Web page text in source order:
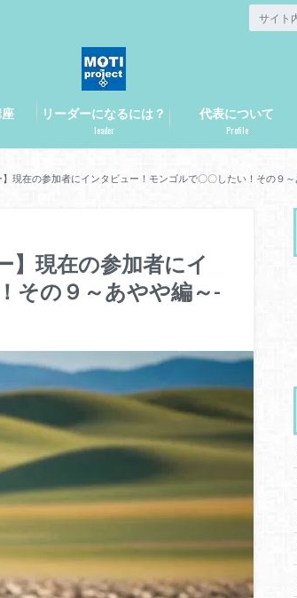
リーダーになるには？
leader
代表について
Profile
】現在の参加者にインタビュー！モンゴルで〇〇したい！その９
】現在の参加者にイ
その９～あやや編～-